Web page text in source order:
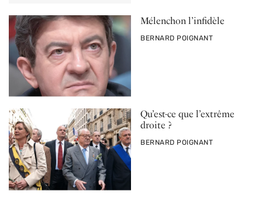
Mélenchon l’infidèle
PAR
BERNARD POIGNANT
Qu’est-ce que l’extrême
droite ?
PAR
BERNARD POIGNANT